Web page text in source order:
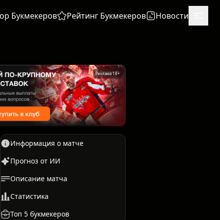
Букмекеров Рейтинг Букмекеров Новости
Реклама 18+
Единоборства
Информация о матче
Прогноз от ИИ
Описание матча
Статистика
Топ 5 букмекеров